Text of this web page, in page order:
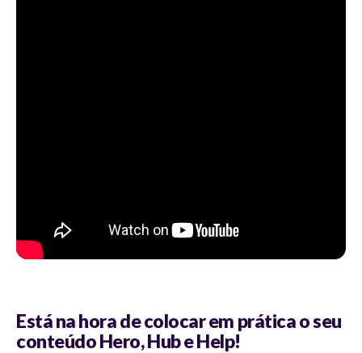
Está na hora de colocar em prática o seu
conteúdo Hero, Hub e Help!